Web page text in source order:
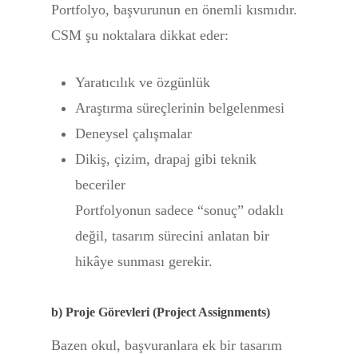
Portfolyo, başvurunun en önemli kısmıdır.
CSM şu noktalara dikkat eder:
Yaratıcılık ve özgünlük
Araştırma süreçlerinin belgelenmesi
Deneysel çalışmalar
Dikiş, çizim, drapaj gibi teknik
beceriler
Portfolyonun sadece “sonuç” odaklı
değil, tasarım sürecini anlatan bir
hikâye sunması gerekir.
b) Proje Görevleri (Project Assignments)
Bazen okul, başvuranlara ek bir tasarım